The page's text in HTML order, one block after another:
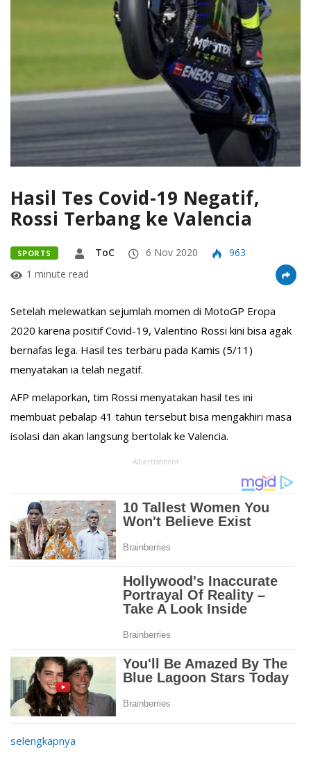
Hasil Tes Covid-19 Negatif,
Rossi Terbang ke Valencia
SPORTS ToC 6 Nov 2020
963
1 minute read
Setelah melewatkan sejumlah momen di MotoGP Eropa
2020 karena positif Covid-19, Valentino Rossi kini bisa agak
bernafas lega. Hasil tes terbaru pada Kamis (5/11)
menyatakan ia telah negatif.
AFP melaporkan, tim Rossi menyatakan hasil tes ini
membuat pebalap 41 tahun tersebut bisa mengakhiri masa
isolasi dan akan langsung bertolak ke Valencia.
Advertisement
selengkapnya